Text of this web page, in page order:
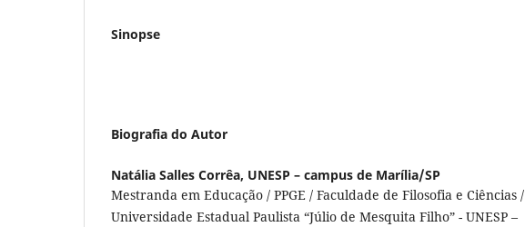
Sinopse
Biografia do Autor
Natália Salles Corrêa, UNESP – campus de Marília/SP
Mestranda em Educação / PPGE / Faculdade de Filosofia e Ciências /
Universidade Estadual Paulista “Júlio de Mesquita Filho” - UNESP –